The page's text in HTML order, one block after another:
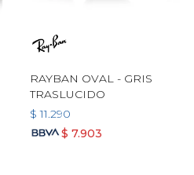
RAYBAN OVAL - GRIS
TRASLUCIDO
$ 11.290
$ 7.903